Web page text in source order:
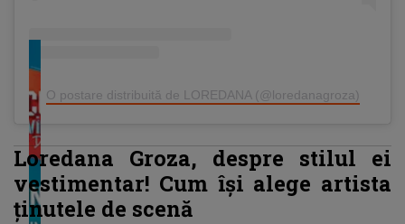
O postare distribuită de LOREDANA (@loredanagroza)
Loredana Groza, despre stilul ei
vestimentar! Cum își alege artista
ținutele de scenă